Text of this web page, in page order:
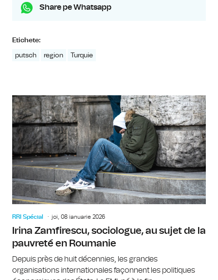
Share pe Whatsapp
Etichete:
putsch region Turquie
RRI Spécial joi, 08 ianuarie 2026
Irina Zamfirescu, sociologue, au sujet de la
pauvreté en Roumanie
Depuis près de huit décennies, les grandes
organisations internationales façonnent les politiques